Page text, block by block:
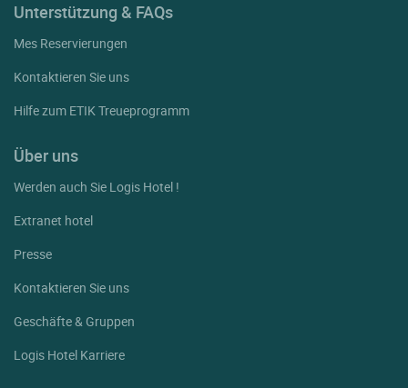
Unterstützung & FAQs
Mes Reservierungen
Kontaktieren Sie uns
Hilfe zum ETIK Treueprogramm
Über uns
Werden auch Sie Logis Hotel !
Extranet hotel
Presse
Kontaktieren Sie uns
Geschäfte & Gruppen
Logis Hotel Karriere